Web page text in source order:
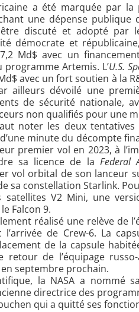
a été marquée par
une dépense publique
discuté et adopté par
démocrate et
Md$ avec un
Artemis. L’U.S.
avec un fort soutien à la
ailleurs dévoilé une
de sécurité nationale,
non qualifiés pour une
noter les deux
minute du décompte
premier vol en 2023, à
sa licence de la Federal
vol orbital de son lanceur
sa constellation Starlink.
satellites V2 Mini, une
Falcon 9.
réalisé une relève de
l’arrivée de Crew-6. La
de la capsule
retour de l’équipage
septembre prochain.
la NASA a nommé
directrice des
qui a quitté ses